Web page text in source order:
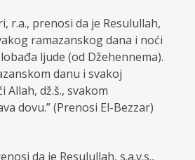
r.a., prenosi da je Resulullah,
ramazanskog dana i noći
ljude (od Džehennema).
danu i svakoj
Allah, dž.š., svakom
dovu.” (Prenosi El-Bezzar)
da je Resulullah, s.a.v.s.,